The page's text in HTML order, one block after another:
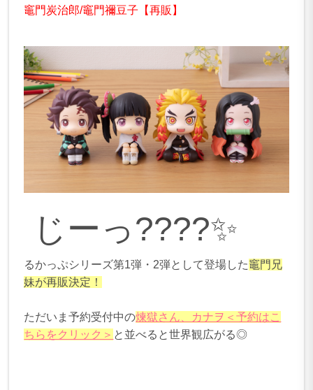
竈門炭治郎/竈門禰豆子【再販】
じーっ????✨
るかっぷシリーズ第1弾・2弾として登場した竈門兄
妹が再販決定！
ただいま予約受付中の煉獄さん、カナヲ＜予約はこ
ちらをクリック＞ と並べると世界観広がる◎